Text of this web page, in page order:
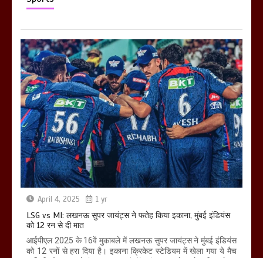
April 4, 2025 1 yr
LSG vs MI: लखनऊ सुपर जायंट्स ने फतेह किया इकाना, मुंबई इंडियंस
को 12 रन से दी मात
आईपीएल 2025 के 16वें मुकाबले में लखनऊ सुपर जायंट्स ने मुंबई इंडियंस
को 12 रनों से हरा दिया है। इकाना क्रिकेट स्टेडियम में खेला गया ये मैच